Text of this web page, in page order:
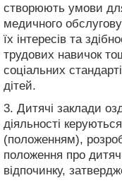
створюють умови
медичного
їх інтересів та
трудових навичок
соціальних
дітей.
3. Дитячі заклади
діяльності
(положенням),
положення про
відпочинку,